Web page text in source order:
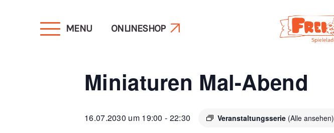
MENU ONLINESHOP
Miniaturen Mal-Abend
16.07.2030 um 19:00 - 22:30 Veranstaltungsserie (Alle ansehen)